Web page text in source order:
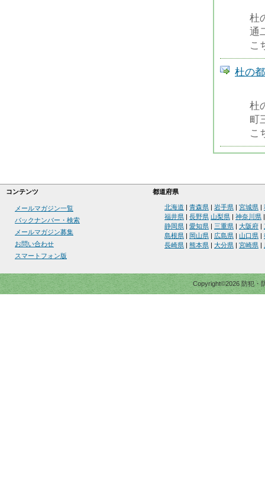
杜
通
こ
杜の
杜
町
こ
コンテンツ 都道府県
メールマガジン一覧
バックナンバー・検索
メールマガジン募集
お問い合わせ
スマートフォン版
北海道 青森県 岩手県 宮城県
福井県
長野県 山梨県 神奈川県
静岡県
愛知県 三重県 大阪府
島根県
岡山県 広島県 山口県
長崎県
熊本県 大分県 宮崎県
Copyright©2026 防犯・